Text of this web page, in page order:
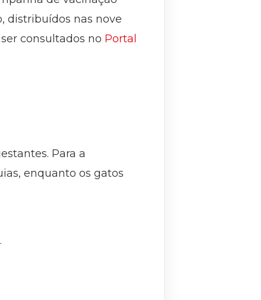
distribuídos nas nove
consultados no Portal
Para a
enquanto os gatos